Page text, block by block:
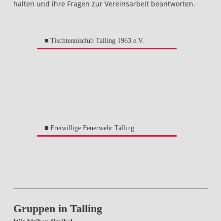
halten und ihre Fragen zur Vereinsarbeit beantworten.
■ Tischtennisclub Talling 1963 e.V.
■ Freiwillige Feuerwehr Talling
Gruppen in Talling